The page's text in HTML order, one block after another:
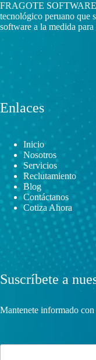
FRAGOTE
tecnológico peruano que
software a la medida para
Enlaces
Inicio
Nosotros
Servicios
Reclutamiento
Blog
Contáctanos
Cotiza Ahora
Suscríbete a
Mantenete informado